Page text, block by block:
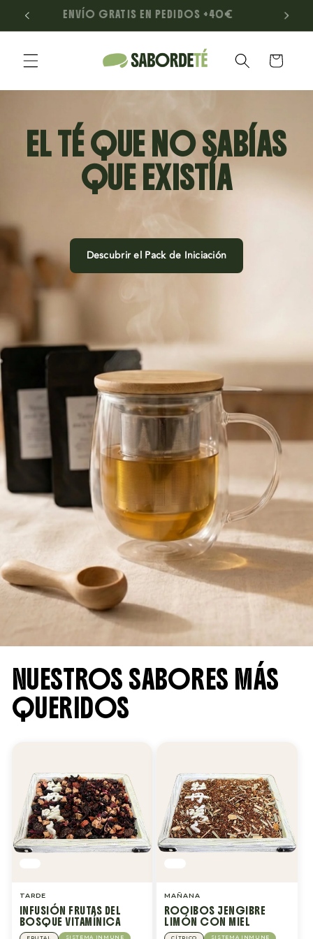
directamente
al contenido
ENVÍO GRATIS EN PEDIDOS +40€
Carrito
EL TÉ QUE NO SABÍAS
QUE EXISTÍA
Descubrir el Pack de Iniciación
NUESTROS SABORES MÁS
QUERIDOS
TARDE
INFUSIÓN FRUTAS DEL
BOSQUE VITAMÍNICA
SISTEMA INMUNE
MAÑANA
ROOIBOS JENGIBRE
LIMÓN CON MIEL
SISTEMA INMUNE